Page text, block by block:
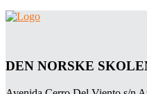
DEN NORSKE